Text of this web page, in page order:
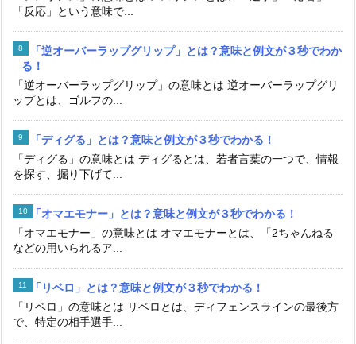
「反応」という意味で...
「逆オーバーラップグリップ」とは？意味と例文が３秒でわか
る！
「逆オーバーラップグリップ」の意味とは 逆オーバーラップグリ
ップとは、ゴルフの...
「ディグる」とは？意味と例文が３秒でわかる！
「ディグる」の意味とは ディグるとは、若者言葉の一つで、情報
を探す、掘り下げて...
「オマエモナー」とは？意味と例文が３秒でわかる！
「オマエモナー」の意味とは オマエモナーとは、「2ちゃんねる
などの用いられるア...
「リベロ」とは？意味と例文が３秒でわかる！
「リベロ」の意味とは リベロとは、ディフェンスラインの最後方
で、特定の相手選手...